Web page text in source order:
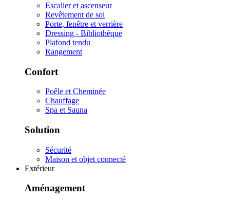
Escalier et ascenseur
Revêtement de sol
Porte, fenêtre et verrière
Dressing - Bibliothèque
Plafond tendu
Rangement
Confort
Poêle et Cheminée
Chauffage
Spa et Sauna
Solution
Sécurité
Maison et objet connecté
Extérieur
Aménagement